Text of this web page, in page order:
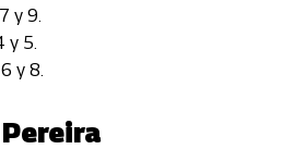
y 9.
y 5.
y 8.